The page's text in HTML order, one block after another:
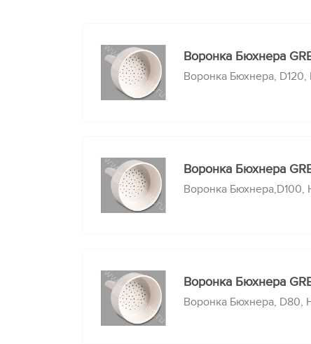
Воронка Бюхнера
Воронка Бюхнера, D120,
Воронка Бюхнера
Воронка Бюхнера,D100,
Воронка Бюхнера
Воронка Бюхнера, D80,